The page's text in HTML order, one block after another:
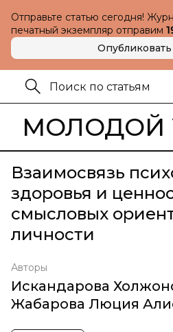
Отправьте статью сегодня!
печатный экземпляр отправим
Опубликовать
МОЛОДОЙ
Взаимосвязь
здоровья и
смысловых
личности
Авторы
Искандарова
Жабарова Люция